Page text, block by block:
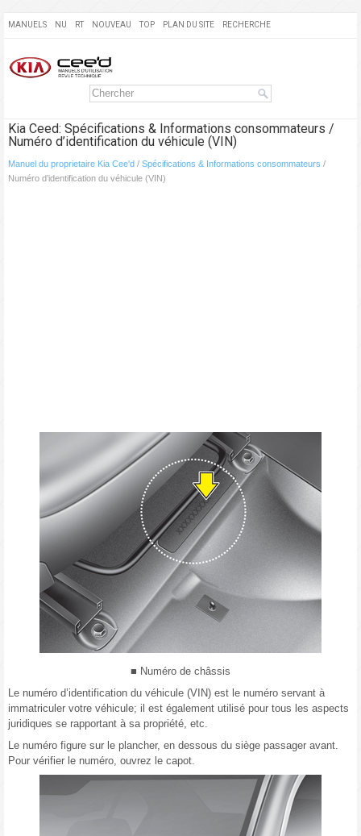
MANUELS NU RT NOUVEAU TOP PLAN DU SITE RECHERCHE
Kia Ceed: Spécifications & Informations consommateurs /
Numéro d’identification du véhicule (VIN)
Manuel du proprietaire Kia Cee'd / Spécifications & Informations consommateurs /
Numéro d’identification du véhicule (VIN)
■ Numéro de châssis
Le numéro d’identification du véhicule (VIN) est le numéro servant à
immatriculer votre véhicule; il est également utilisé pour tous les aspects
juridiques se rapportant à sa propriété, etc.
Le numéro figure sur le plancher, en dessous du siège passager avant.
Pour vérifier le numéro, ouvrez le capot.